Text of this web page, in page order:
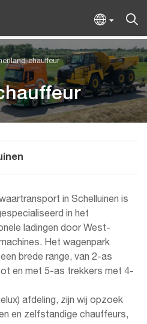
chauffeur
in Schelluinen is
in het
ladingen door West-
Het wagenpark
brede range, van 2-as
en met 5-as trekkers met 4-
afdeling, zijn wij opzoek
en zelfstandige chauffeurs,